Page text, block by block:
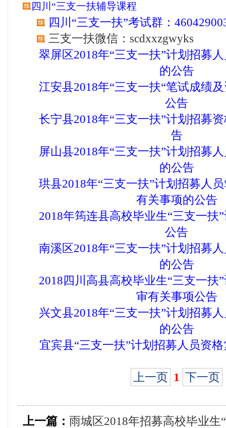
四川“三支一扶辅导课程
四川“三支一扶”考试群：
三支一扶微信：scdxxzgwyks
翠屏区2018年“三支一扶”计划招募
的公告
江安县2018年“三支一扶“笔试成绩
公告
长宁县2018年“三支一扶”计划招募
告
屏山县2018年“三支一扶”计划招募
的公告
珙县2018年“三支一扶”计划招募人
有关事项的公告
2018年筠连县高校毕业生“三支一扶
公告
南溪区2018年“三支一扶”计划招募
的公告
2018四川高县高校毕业生“三支一扶
审有关事项公告
兴文县2018年“三支一扶”计划招募
的公告
宜宾县“三支一扶”计划招募人员资
上一页 1 下一页
上一篇： 雨城区2018年招募高校毕业生